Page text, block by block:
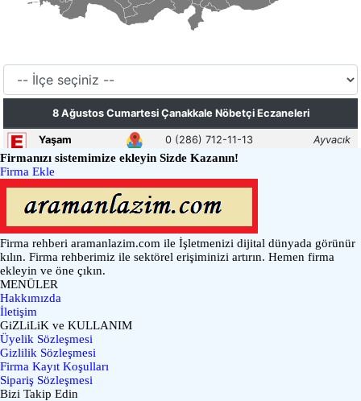
Firmanızı sistemimize ekleyin Sizde Kazanın!
Firma Ekle
Firma rehberi aramanlazim.com ile İşletmenizi dijital dünyada görünür
kılın. Firma rehberimiz ile sektörel erişiminizi artırın. Hemen firma
ekleyin ve öne çıkın.
MENÜLER
Hakkımızda
İletişim
GiZLiLiK ve KULLANIM
Üyelik Sözleşmesi
Gizlilik Sözleşmesi
Firma Kayıt Koşulları
Sipariş Sözleşmesi
Bizi Takip Edin